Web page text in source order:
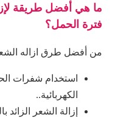
ما هي أفضل طريقة
فترة الحمل؟
من أفضل طرق ازاله الشعر
استخدام شفرات
الكهربائية..
إزالة الشعر الزائد